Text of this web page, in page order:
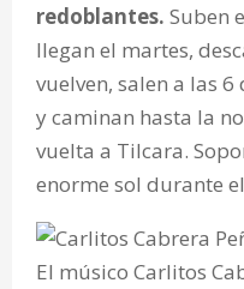
redoblantes. Suben
llegan el martes,
vuelven, salen a las
y caminan hasta la
vuelta a Tilcara.
enorme sol durante
El músico Carlitos